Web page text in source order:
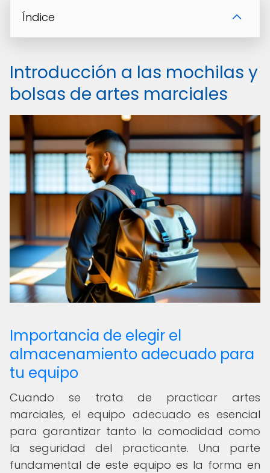
Índice
Introducción a las mochilas y
bolsas de artes marciales
Importancia de elegir el
almacenamiento adecuado para
tu equipo
Cuando se trata de practicar artes
marciales, el equipo adecuado es esencial
para garantizar tanto la comodidad como
la seguridad del practicante. Una parte
fundamental de este equipo es la forma en